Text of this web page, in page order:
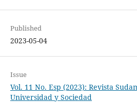
Published
2023-05-04
Issue
Vol. 11 No. Esp (2023): Revista
Universidad y Sociedad